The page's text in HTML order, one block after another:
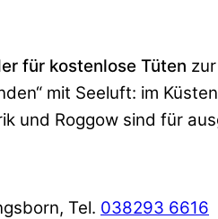
für kostenlose Tüten
mit Seeluft: im
und Roggow sind für
Tel. 038293 6616